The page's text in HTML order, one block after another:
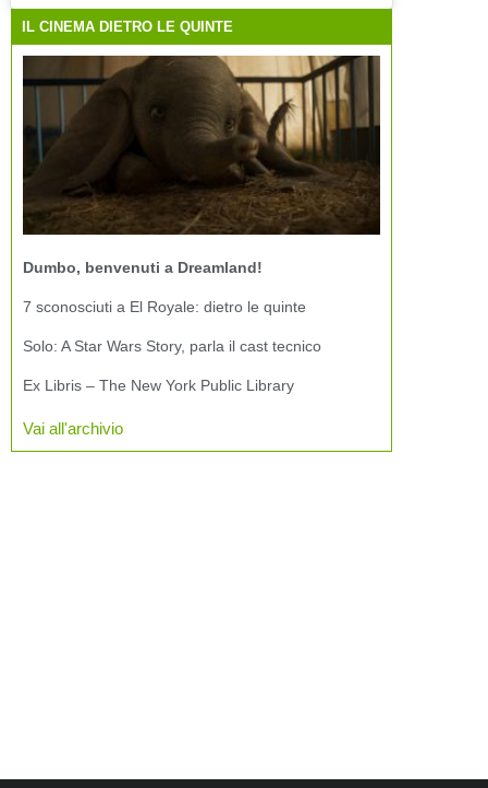
IL CINEMA DIETRO LE QUINTE
Dumbo, benvenuti a Dreamland!
7 sconosciuti a El Royale: dietro le quinte
Solo: A Star Wars Story, parla il cast tecnico
Ex Libris – The New York Public Library
Vai all'archivio